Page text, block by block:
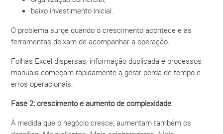
baixo investimento inicial.
O problema surge quando o crescimento acontece e as
ferramentas deixam de acompanhar a operação.
Folhas Excel dispersas, informação duplicada e processos
manuais começam rapidamente a gerar perda de tempo e
erros operacionais.
Fase 2: crescimento e aumento de complexidade
À medida que o negócio cresce, aumentam também os